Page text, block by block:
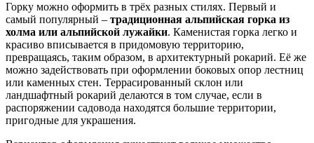
Горку можно оформить в трёх разных стилях. Первый и
самый популярный – традиционная альпийская горка из
холма или альпийской лужайки. Каменистая горка легко и
красиво вписывается в придомовую территорию,
превращаясь, таким образом, в архитектурный рокарий. Её же
можно задействовать при оформлении боковых опор лестниц
или каменных стен. Террасированный склон или
ландшафтный рокарий делаются в том случае, если в
распоряжении садовода находятся большие территории,
пригодные для украшения.